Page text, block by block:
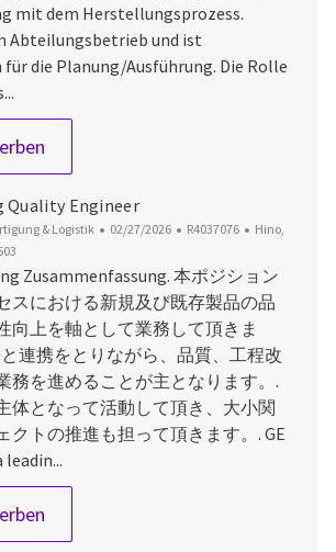
mit dem Herstellungsprozess.
Abteilungsbetrieb und ist
die Planung/Ausführung. Die Rolle
Lead Manufacturing Engineer
Quality Engineer
& Logistik Datum der Veröffentlichung
02/27/2026 Job-ID
R4037076 Ort
Hino,
Zusammenfassung. 本ポジション
スにおける新規及び既存製品の品
向上を軸として業務して頂きま
連携をとりながら、品質、工程改
務を進めることが主となります。.
体となって活動して頂き、大小関
クトの推進も担って頂きます。. GE
leadin...
Manufacturing Quality Engineer